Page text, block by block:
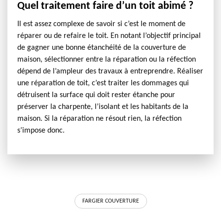
Quel traitement faire d’un toit abimé ?
Il est assez complexe de savoir si c’est le moment de
réparer ou de refaire le toit. En notant l’objectif principal
de gagner une bonne étanchéité de la couverture de
maison, sélectionner entre la réparation ou la réfection
dépend de l’ampleur des travaux à entreprendre. Réaliser
une réparation de toit, c’est traiter les dommages qui
détruisent la surface qui doit rester étanche pour
préserver la charpente, l’isolant et les habitants de la
maison. Si la réparation ne résout rien, la réfection
s’impose donc.
FARGIER COUVERTURE